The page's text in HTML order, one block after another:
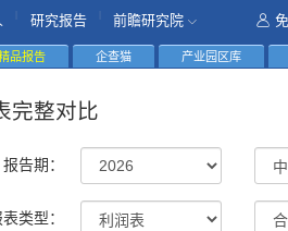
研究报告 前瞻研究院
品报告 企查猫 产业园区库
完整对比
报告期：
类型：